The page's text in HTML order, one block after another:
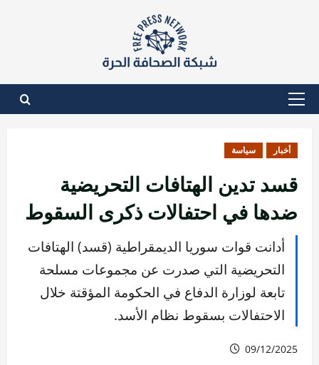
القائمة
أخبار سياسة
قسد تدين الهتافات التحريضية
ضدها في احتفالات ذكرى السقوط
أدانت قوات سوريا الديمقراطية (قسد) الهتافات
التحريضية التي صدرت عن مجموعات مسلحة
تابعة لوزارة الدفاع في الحكومة المؤقتة خلال
الاحتفالات بسقوط نظام الأسد.
09/12/2025